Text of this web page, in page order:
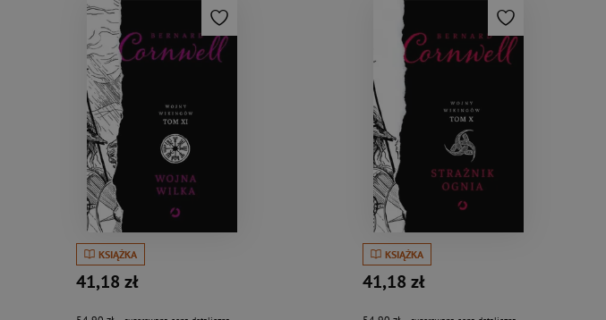
KSIĄŻKA
41,18 zł
KSIĄŻKA
41,18 zł